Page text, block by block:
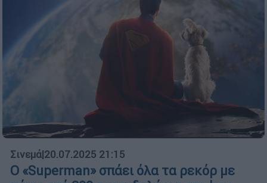
Σινεμά|20.07.2025 21:15
Ο «Superman» σπάει όλα τα ρεκόρ με